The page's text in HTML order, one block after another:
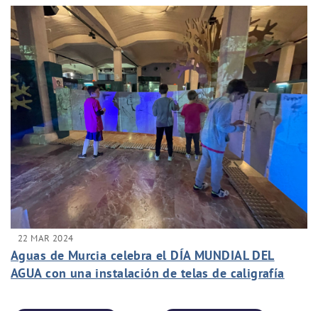
22 MAR 2024
Aguas de Murcia celebra el DÍA MUNDIAL DEL
AGUA con una instalación de telas de caligrafía